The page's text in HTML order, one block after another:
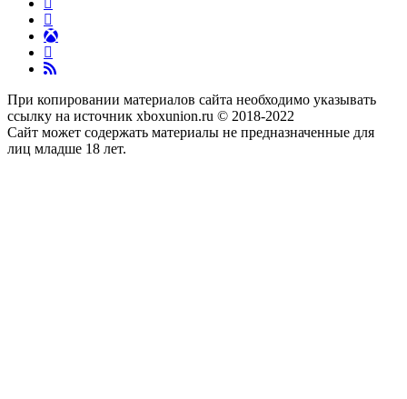
При копировании материалов сайта необходимо указывать
ссылку на источник xboxunion.ru © 2018-2022
Сайт может содержать материалы не предназначенные для
лиц младше 18 лет.